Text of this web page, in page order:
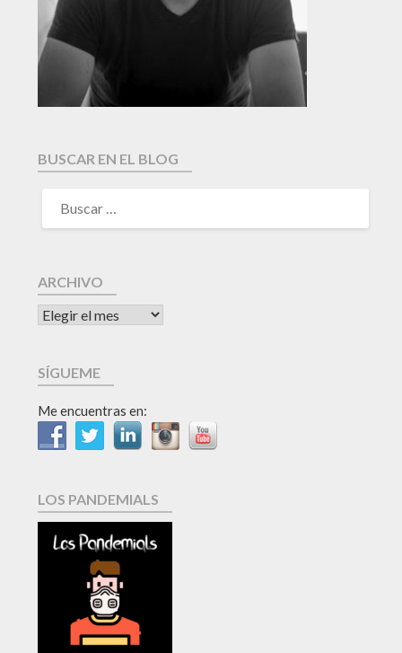
BUSCAR EN EL BLOG
ARCHIVO
SÍGUEME
Me encuentras en:
LOS PANDEMIALS